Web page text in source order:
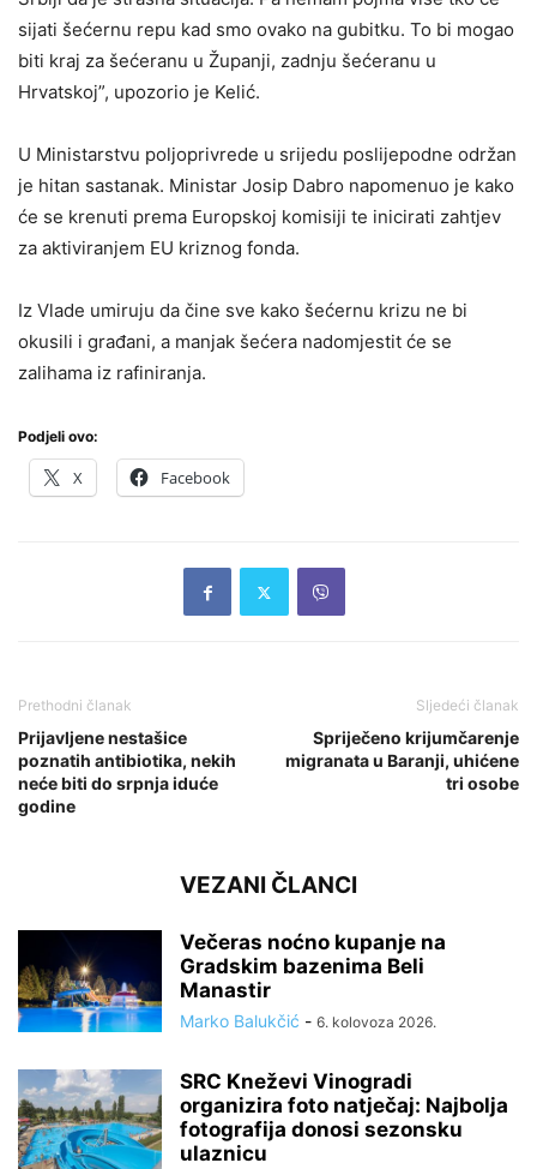
sijati šećernu repu kad smo ovako na gubitku. To bi mogao
biti kraj za šećeranu u Županji, zadnju šećeranu u
Hrvatskoj”, upozorio je Kelić.
U Ministarstvu poljoprivrede u srijedu poslijepodne održan
je hitan sastanak. Ministar Josip Dabro napomenuo je kako
će se krenuti prema Europskoj komisiji te inicirati zahtjev
za aktiviranjem EU kriznog fonda.
Iz Vlade umiruju da čine sve kako šećernu krizu ne bi
okusili i građani, a manjak šećera nadomjestit će se
zalihama iz rafiniranja.
Podjeli ovo:
X Facebook
Prethodni članak
Prijavljene nestašice
poznatih antibiotika, nekih
neće biti do srpnja iduće
godine
Sljedeći članak
Spriječeno krijumčarenje
migranata u Baranji, uhićene
tri osobe
VEZANI ČLANCI
Večeras noćno kupanje na
Gradskim bazenima Beli
Manastir
Marko Balukčić - 6. kolovoza 2026.
SRC Kneževi Vinogradi
organizira foto natječaj: Najbolja
fotografija donosi sezonsku
ulaznicu